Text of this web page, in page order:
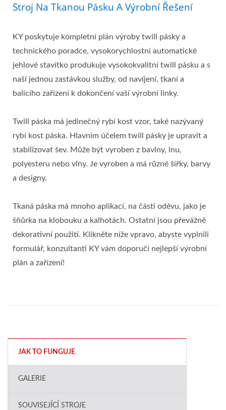
Stroj Na Tkanou Pásku A Výrobní Řešení
KY poskytuje kompletní plán výroby twill pásky a
technického poradce, vysokorychlostní automatické
jehlové stavítko produkuje vysokokvalitní twill pásku a s
naší jednou zastávkou služby, od navíjení, tkaní a
balicího zařízení k dokončení vaší výrobní linky.
Twill páska má jedinečný rybí kost vzor, také nazývaný
rybí kost páska. Hlavním účelem twill pásky je upravit a
stabilizovat šev. Může být vyroben z bavlny, lnu,
polyesteru nebo vlny. Je vyroben a má různé šířky, barvy
a designy.
Tkaná páska má mnoho aplikací, na části oděvu, jako je
šňůrka na klobouku a kalhotách. Ostatní jsou převážně
dekorativní použití. Klikněte níže vpravo, abyste vyplnili
formulář, konzultanti KY vám doporučí nejlepší výrobní
plán a zařízení!
JAK TO FUNGUJE
GALERIE
SOUVISEJÍCÍ STROJE